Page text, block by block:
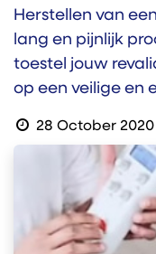
Herstellen van
lang en pijnlijk
toestel jouw
op een veilige en
28 October 2020